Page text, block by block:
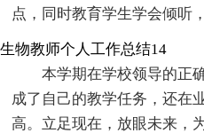
点，同时教育学生学会倾听
生物教师个人工作总结14
本学期在学校领导的正
成了自己的教学任务，还在
高。立足现在，放眼未来，